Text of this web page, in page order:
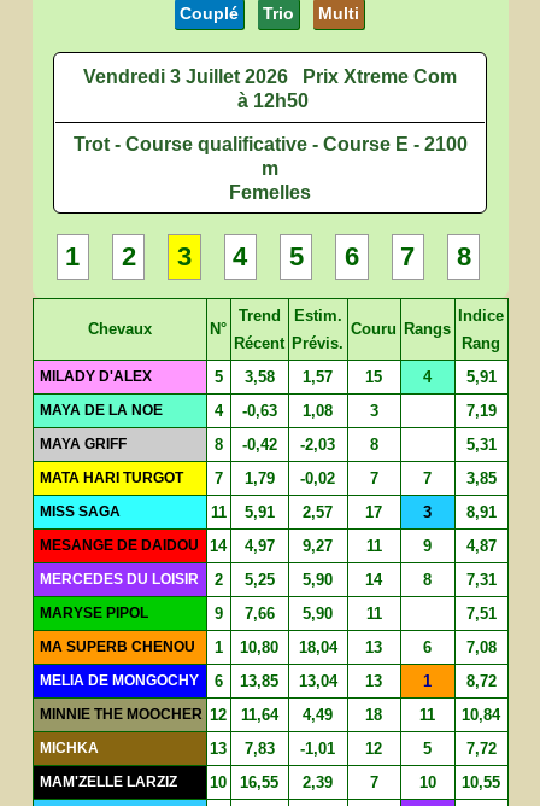
Couplé Trio Multi
Vendredi 3 Juillet 2026
Prix Xtreme Com
à 12h50
Trot - Course qualificative - Course E - 2100
m
Femelles
1 2 3 4 5 6 7 8
Chevaux N°
Trend
Récent
Estim.
Prévis.
Couru Rangs
Indice
Rang
MILADY D'ALEX 5 3,58 1,57 15 4 5,91
MAYA DE LA NOE 4 -0,63 1,08 3 7,19
MAYA GRIFF 8 -0,42 -2,03 8 5,31
MATA HARI TURGOT 7 1,79 -0,02 7 7 3,85
MISS SAGA 11 5,91 2,57 17 3 8,91
MESANGE DE DAIDOU 14 4,97 9,27 11 9 4,87
MERCEDES DU LOISIR 2 5,25 5,90 14 8 7,31
MARYSE PIPOL 9 7,66 5,90 11 7,51
MA SUPERB CHENOU 1 10,80 18,04 13 6 7,08
MELIA DE MONGOCHY 6 13,85 13,04 13 1 8,72
MINNIE THE MOOCHER 12 11,64 4,49 18 11 10,84
MICHKA 13 7,83 -1,01 12 5 7,72
MAM'ZELLE LARZIZ 10 16,55 2,39 7 10 10,55